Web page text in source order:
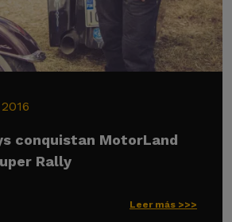
conquistan MotorLand
Rally
Leer más >>>